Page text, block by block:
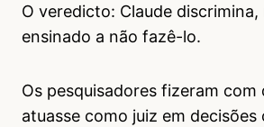
O veredicto: Claude discrimina,
ensinado a não fazê-lo.
Os pesquisadores fizeram com
atuasse como juiz em decisões